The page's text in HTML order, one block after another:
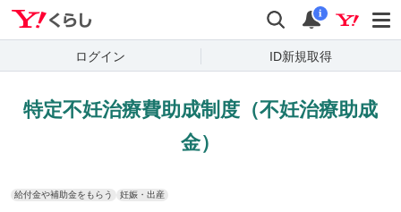
検索 通知
i
ログイン ID新規取得
特定不妊治療費助成制度（不妊治療助成
金）
給付金や補助金をもらう 妊娠・出産